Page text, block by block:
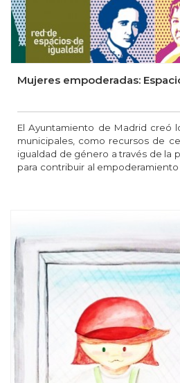
Mujeres empoderadas:
El Ayuntamiento de Madrid creó
municipales, como recursos de
igualdad de género a través de la
para contribuir al